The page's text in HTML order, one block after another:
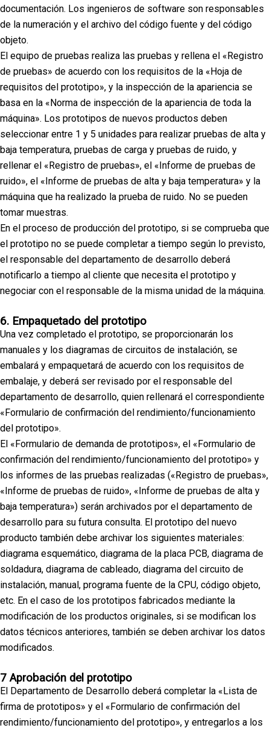
documentación. Los ingenieros de software son responsables
de la numeración y el archivo del código fuente y del código
objeto.
El equipo de pruebas realiza las pruebas y rellena el «Registro
de pruebas» de acuerdo con los requisitos de la «Hoja de
requisitos del prototipo», y la inspección de la apariencia se
basa en la «Norma de inspección de la apariencia de toda la
máquina». Los prototipos de nuevos productos deben
seleccionar entre 1 y 5 unidades para realizar pruebas de alta y
baja temperatura, pruebas de carga y pruebas de ruido, y
rellenar el «Registro de pruebas», el «Informe de pruebas de
ruido», el «Informe de pruebas de alta y baja temperatura» y la
máquina que ha realizado la prueba de ruido. No se pueden
tomar muestras.
En el proceso de producción del prototipo, si se comprueba que
el prototipo no se puede completar a tiempo según lo previsto,
el responsable del departamento de desarrollo deberá
notificarlo a tiempo al cliente que necesita el prototipo y
negociar con el responsable de la misma unidad de la máquina.
6. Empaquetado del prototipo
Una vez completado el prototipo, se proporcionarán los
manuales y los diagramas de circuitos de instalación, se
embalará y empaquetará de acuerdo con los requisitos de
embalaje, y deberá ser revisado por el responsable del
departamento de desarrollo, quien rellenará el correspondiente
«Formulario de confirmación del rendimiento/funcionamiento
del prototipo».
El «Formulario de demanda de prototipos», el «Formulario de
confirmación del rendimiento/funcionamiento del prototipo» y
los informes de las pruebas realizadas («Registro de pruebas»,
«Informe de pruebas de ruido», «Informe de pruebas de alta y
baja temperatura») serán archivados por el departamento de
desarrollo para su futura consulta. El prototipo del nuevo
producto también debe archivar los siguientes materiales:
diagrama esquemático, diagrama de la placa PCB, diagrama de
soldadura, diagrama de cableado, diagrama del circuito de
instalación, manual, programa fuente de la CPU, código objeto,
etc. En el caso de los prototipos fabricados mediante la
modificación de los productos originales, si se modifican los
datos técnicos anteriores, también se deben archivar los datos
modificados.
7 Aprobación del prototipo
El Departamento de Desarrollo deberá completar la «Lista de
firma de prototipos» y el «Formulario de confirmación del
rendimiento/funcionamiento del prototipo», y entregarlos a los